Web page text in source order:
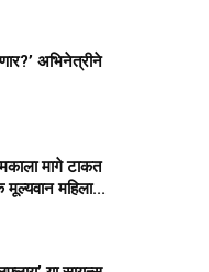
अभिनेत्रीने
मागे टाकत
मूल्यवान महिला...